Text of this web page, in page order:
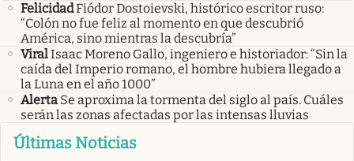
FelicidadFiódor Dostoievski, histórico escritor ruso:
“Colón no fue feliz al momento en que descubrió
América, sino mientras la descubría”
ViralIsaac Moreno Gallo, ingeniero e historiador: “Sin la
caída del Imperio romano, el hombre hubiera llegado a
la Luna en el año 1000”
Alerta Se aproxima la tormenta del siglo al país. Cuáles
serán las zonas afectadas por las intensas lluvias
Últimas Noticias